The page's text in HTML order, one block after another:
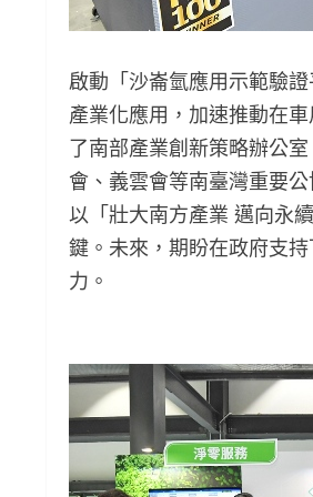
啟動「沙崙氫應用示範驗
產業化應用，加速推動在
了南部產業創新策略辦公
會、義雲會等南臺灣重要
以「壯大南方產業 邁向永
鍵。未來，期盼在政府支
力。